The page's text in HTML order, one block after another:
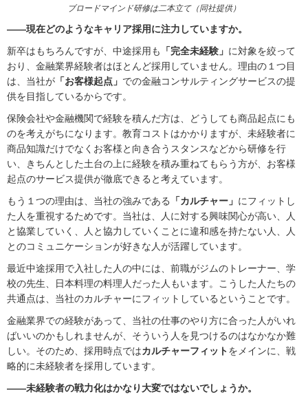
ブロードマインド研修は二本立て（同社提供）
――現在どのようなキャリア採用に注力していますか。
新卒はもちろんですが、中途採用も 「完全未経験」 に対象を絞って
おり、金融業界経験者はほとんど採用していません。理由の１つ目
は、当社が 「お客様起点」 での金融コンサルティングサービスの提
供を目指しているからです。
保険会社や金融機関で経験を積んだ方は、どうしても商品起点にも
のを考えがちになります。教育コストはかかりますが、未経験者に
商品知識だけでなくお客様と向き合うスタンスなどから研修を行
い、きちんとした土台の上に経験を積み重ねてもらう方が、お客様
起点のサービス提供が徹底できると考えています。
もう１つの理由は、当社の強みである 「カルチャー」 にフィットし
た人を重視するためです。当社は、人に対する興味関心が高い、人
と協業していく、人と協力していくことに違和感を持たない人、人
とのコミュニケーションが好きな人が活躍しています。
最近中途採用で入社した人の中には、前職がジムのトレーナー、学
校の先生、日本料理の料理人だった人もいます。こうした人たちの
共通点は、当社のカルチャーにフィットしているということです。
金融業界での経験があって、当社の仕事のやり方に合った人がいれ
ばいいのかもしれませんが、そういう人を見つけるのはなかなか難
しい。そのため、採用時点ではカルチャーフィットをメインに、戦
略的に未経験者を採用しています。
――未経験者の戦力化はかなり大変ではないでしょうか。